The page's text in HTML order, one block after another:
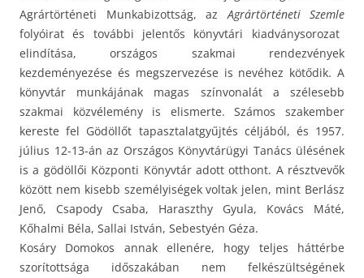
Agrártörténeti Munkabizottság, azAgrártörténeti Szemle
folyóirat és további jelentős könyvtári kiadványsorozat
elindítása, országos szakmai rendezvények
kezdeményezése és megszervezése is nevéhez kötődik. A
könyvtár munkájának magas színvonalát a szélesebb
szakmai közvélemény is elismerte. Számos szakember
kereste fel Gödöllőt tapasztalatgyűjtés céljából, és 1957.
július 12-13-án az Országos Könyvtárügyi Tanács ülésének
is a gödöllői Központi Könyvtár adott otthont. A résztvevők
között nem kisebb személyiségek voltak jelen, mint Berlász
Jenő, Csapody Csaba, Haraszthy Gyula, Kovács Máté,
Kőhalmi Béla, Sallai István, Sebestyén Géza.
Kosáry Domokos annak ellenére, hogy teljes háttérbe
szorítottsága időszakában nem felkészültségének